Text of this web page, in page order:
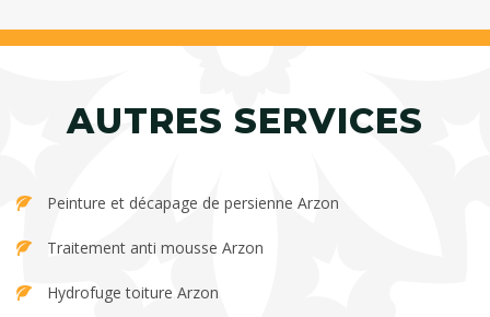
AUTRES SERVICES
Peinture et décapage de persienne Arzon
Traitement anti mousse Arzon
Hydrofuge toiture Arzon